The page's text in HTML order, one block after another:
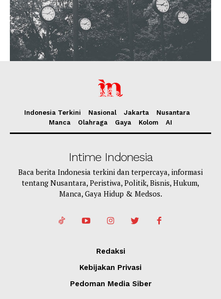
Indonesia Terkini Nasional Jakarta
Nusantara
Manca
Olahraga Gaya Kolom AI
Intime Indonesia
Baca berita Indonesia terkini dan terpercaya, informasi
tentang Nusantara, Peristiwa, Politik, Bisnis, Hukum,
Manca, Gaya Hidup & Medsos.
Redaksi
Kebijakan Privasi
Pedoman Media Siber